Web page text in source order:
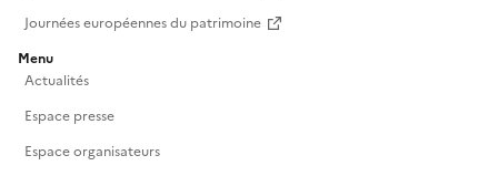
Journées européennes du patrimoine
Menu
Actualités
Espace presse
Espace organisateurs